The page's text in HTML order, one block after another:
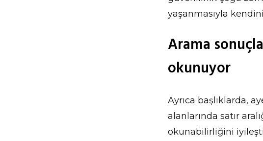
yaşanmasıyla
Arama
okunuyor
Ayrıca başlıklarda,
alanlarında satır
okunabilirliğini